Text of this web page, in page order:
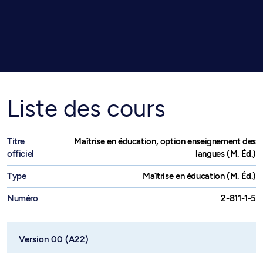
Liste des cours
Titre
officiel
Maîtrise en éducation, option enseignement des
langues (M. Éd.)
Type Maîtrise en éducation (M. Éd.)
Numéro 2-811-1-5
Version 00 (A22)